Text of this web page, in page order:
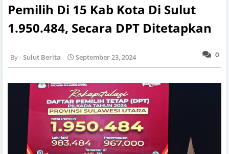
Pemilih Di 15 Kab Kota Di Sulut
1.950.484, Secara DPT Ditetapkan
0
Sulut Berita September 23, 2024